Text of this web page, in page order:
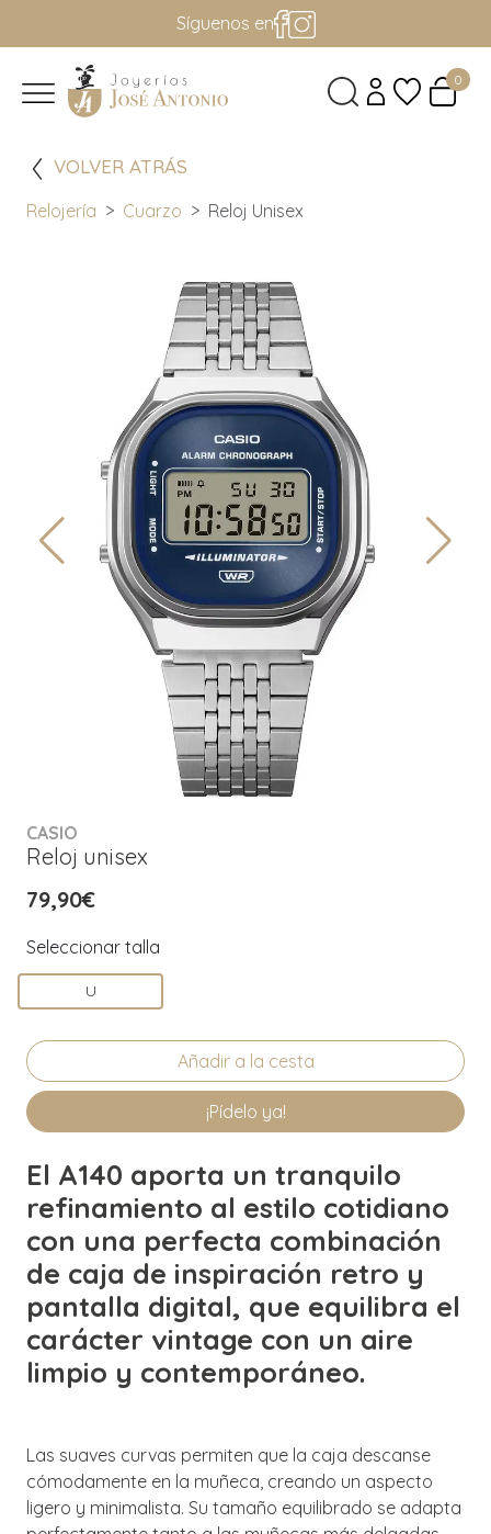
Síguenos en
0
VOLVER ATRÁS
Relojería Cuarzo Reloj Unisex
CASIO
Reloj unisex
79,90€
Seleccionar talla
U
¡Pídelo ya!
El A140 aporta un tranquilo
refinamiento al estilo cotidiano
con una perfecta combinación
de caja de inspiración retro y
pantalla digital, que equilibra el
carácter vintage con un aire
limpio y contemporáneo.
Las suaves curvas permiten que la caja descanse
cómodamente en la muñeca, creando un aspecto
ligero y minimalista. Su tamaño equilibrado se adapta